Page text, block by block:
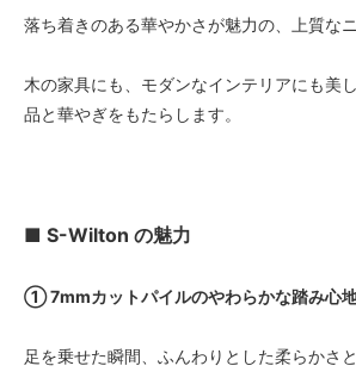
落ち着きのある華やかさが魅力の、上質な
木の家具にも、モダンなインテリアにも美
品と華やぎをもたらします。
■ S-Wilton の魅力
① 7mmカットパイルのやわらかな踏み心
足を乗せた瞬間、ふんわりとした柔らかさ